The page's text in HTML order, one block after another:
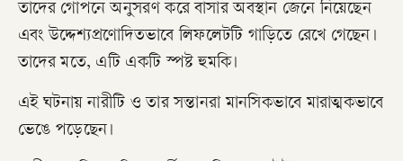
তাদের গোপনে অনুসরণ করে বাসার অবস্থান জেনে নিয়েছেন
এবং উদ্দেশ্যপ্রণোদিতভাবে লিফলেটটি গাড়িতে রেখে গেছেন।
তাদের মতে, এটি একটি স্পষ্ট হুমকি।
এই ঘটনায় নারীটি ও তার সন্তানরা মানসিকভাবে মারাত্মকভাবে
ভেঙে পড়েছেন।